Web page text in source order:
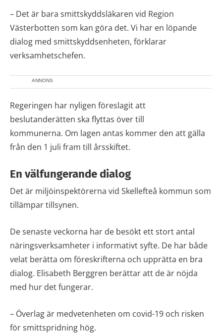
– Det är bara smittskyddsläkaren vid Region
Västerbotten som kan göra det. Vi har en löpande
dialog med smittskyddsenheten, förklarar
verksamhetschefen.
ANNONS
Regeringen har nyligen föreslagit att
beslutanderätten ska flyttas över till
kommunerna. Om lagen antas kommer den att gälla
från den 1 juli fram till årsskiftet.
En välfungerande dialog
Det är miljöinspektörerna vid Skellefteå kommun som
tillämpar tillsynen.
De senaste veckorna har de besökt ett stort antal
näringsverksamheter i informativt syfte. De har både
velat berätta om föreskrifterna och upprätta en bra
dialog. Elisabeth Berggren berättar att de är nöjda
med hur det fungerar.
– Överlag är medvetenheten om covid-19 och risken
för smittspridning hög.